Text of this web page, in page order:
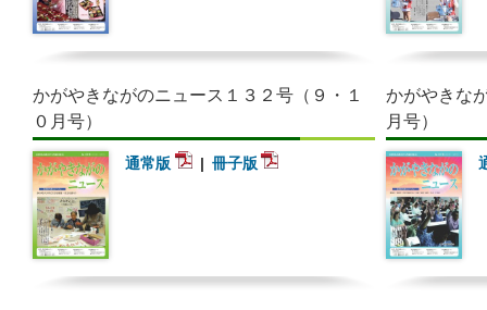
かがやきながのニュース１３２号（９・１
０月号）
通常版 冊子版
かがやきな
月号）